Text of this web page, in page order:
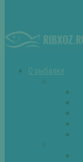
О рыбалке